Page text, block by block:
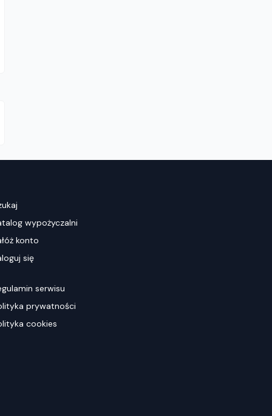
wypożyczalni
konto
się
serwisu
prywatności
cookies